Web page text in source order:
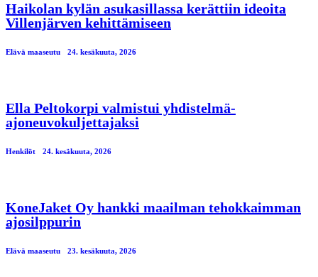
Haikolan kylän asukasillassa kerättiin ideoita
Villenjärven kehittämiseen
Elävä maaseutu 24. kesäkuuta, 2026
Ella Peltokorpi valmistui yhdistelmä-
ajoneuvokuljettajaksi
Henkilöt 24. kesäkuuta, 2026
KoneJaket Oy hankki maailman tehokkaimman
ajosilppurin
Elävä maaseutu 23. kesäkuuta, 2026